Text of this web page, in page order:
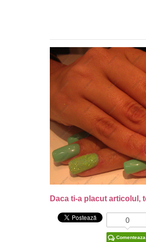
Daca ti-a placut articolul,
0
Comenteaza